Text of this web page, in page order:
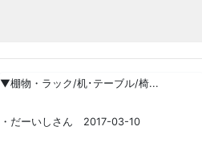
▼棚物・ラック/机･テーブル/椅...
・だーいしさん 2017-03-10